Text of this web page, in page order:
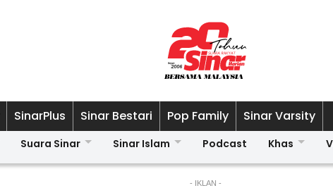
SinarPlus Sinar Bestari Pop Family Sinar Varsity
Suara Sinar Sinar Islam Podcast Khas
- IKLAN -